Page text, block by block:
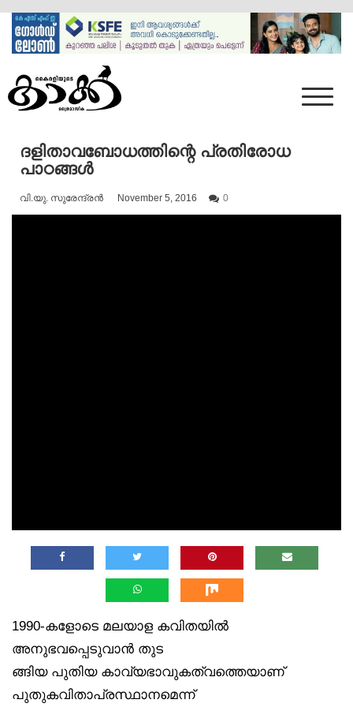
content
ദളിതാവബോധത്തിന്റെ പ്രതിരോധ
പാഠങ്ങൾ
വി.യു. സുരേന്ദ്രൻ November 5, 2016 0
1990-കളോടെ മലയാള കവിതയിൽ
അനുഭവപ്പെടുവാൻ തുട
ങ്ങിയ പുതിയ കാവ്യഭാവുകത്വത്തെയാണ്
പുതുകവിതാപ്രസ്ഥാനമെന്ന്